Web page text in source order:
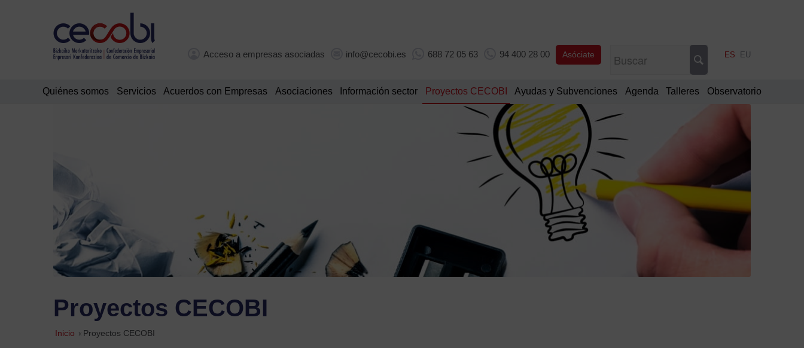
ES EU
Asóciate
94 400 28 00
688 72 05 63
info@cecobi.es
Acceso a empresas asociadas
Quiénes somos Servicios Acuerdos con Empresas Asociaciones Información sector Proyectos CECOBI Ayudas y Subvenciones Agenda Talleres Observatorio
Proyectos CECOBI
Inicio » Proyectos CECOBI